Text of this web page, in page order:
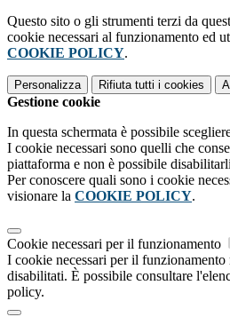
Questo sito o gli strumenti terzi da
cookie necessari al funzionamento ed
COOKIE POLICY.
Personalizza Rifiuta tutti i cookies
Gestione cookie
In questa schermata è possibile
I cookie necessari sono quelli che
piattaforma e non è possibile
Per conoscere quali sono i cookie
visionare la COOKIE POLICY.
Cookie necessari per il funzionamento
I cookie necessari per il funzionamento
disabilitati. È possibile consultare
policy.